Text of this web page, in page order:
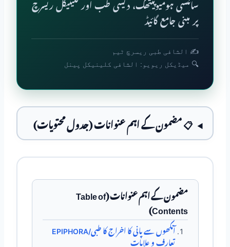
سائنسی ہومیوپیتھک، دیسی طب اور کلینیکل ریسرچ
پر مبنی جامع گائیڈ
✍️ الشافی طبی ریسرچ ٹیم
🔍 میڈیکل ریویو: الشافی کلینیکل پینل
📋 مضمون کے اہم عنوانات (جدول محتویات)
مضمون کے اہم عنوانات (Table of
Contents)
EPIPHORA/آنکھوں سے پانی کا اخراج کا طبی
تعارف و علامات